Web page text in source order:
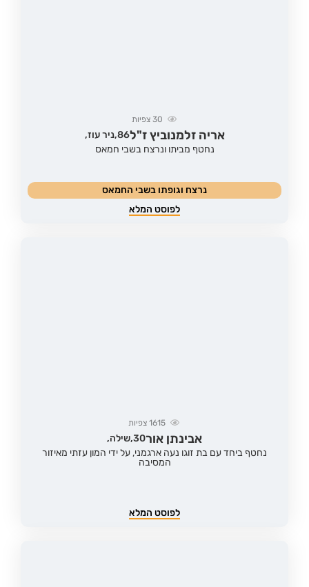
30 צפיות
אריה זלמנוביץ ז"ל86, ניר עוז,
נחטף מביתו ונרצח בשבי חמאס
נרצח וגופתו בשבי החמאס
לפוסט המלא
1615צפיות
אבינתן אור30, שילה,
נחטף ביחד עם בת זוגו נעה ארגמני, על ידי המון עזתי מאיזור
המסיבה
לפוסט המלא